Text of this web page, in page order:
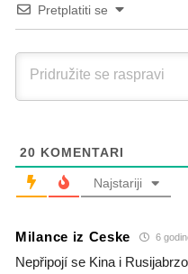
Pretplatiti se
20 KOMENTARI
Najstariji
Milance iz Ceske 6
Nepřipojí se Kina i